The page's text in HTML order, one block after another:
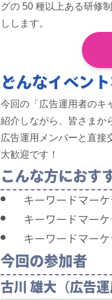
グの 50 種以上ある研修
しします。
どんなイベン
今回の「広告運用者のキ
紹介しながら、皆さまか
広告運用メンバーと直接
大歓迎です！
こんな方におす
キーワードマー
キーワードマー
キーワードマー
今回の参加者
古川 雄大（広告